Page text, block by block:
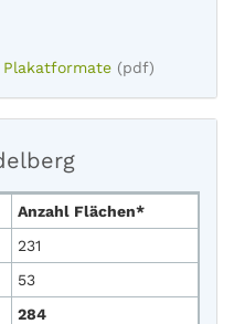
(pdf)
Anzahl Flächen*
231
53
284